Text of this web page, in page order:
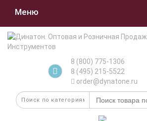
Меню
8 (800) 775-1306
8 (495) 215-5522
order@dynatone.ru